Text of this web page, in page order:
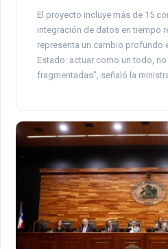
El proyecto incluye más de 15
integración de datos en tiempo
representa un cambio profundo
Estado: actuar como un todo,
fragmentadas”, señaló la